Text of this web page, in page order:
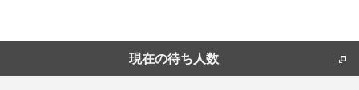
現在の待ち人数